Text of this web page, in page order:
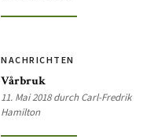
NACHRICHTEN
Vårbruk
11. Mai 2018 durch Carl-Fredrik
Hamilton